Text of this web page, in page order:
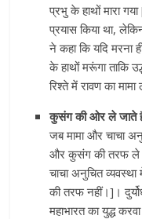
प्रभु के हाथों मारा
प्रयास किया था,
ने कहा कि यदि मरना
के हाथों मरूंगा ताकि
रिश्ते में रावण का
कुसंग की ओर ले जाते
जब मामा और चाचा
और कुसंग की तरफ ले
चाचा अनुचित
की तरफ नहीं।]।
महाभारत का युद्ध